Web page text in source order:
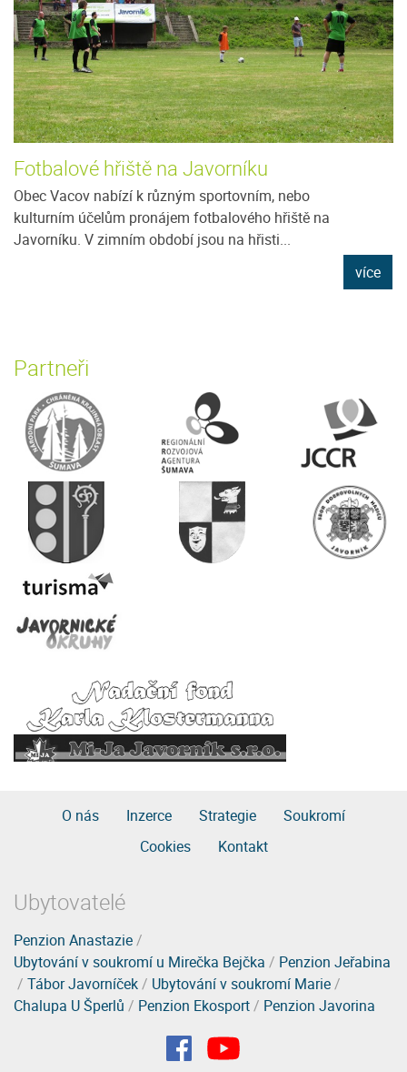
Fotbalové hřiště na Javorníku
Obec Vacov nabízí k různým sportovním, nebo
kulturním účelům pronájem fotbalového hřiště na
Javorníku. V zimním období jsou na hřisti...
více
Partneři
O nás Inzerce Strategie
Soukromí
Cookies
Kontakt
Ubytovatelé
Penzion Anastazie/
Ubytování v soukromí u Mirečka Bejčka / Penzion Jeřabina
/ Tábor Javorníček/ Ubytování v soukromí Marie/
Chalupa U Šperlů / Penzion Ekosport/ Penzion Javorina